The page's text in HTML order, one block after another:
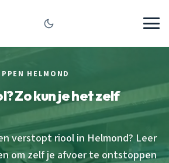
HELMOND
Zo kun je het zelf
verstopt riool in Helmond? Leer
om zelf je afvoer te ontstoppen